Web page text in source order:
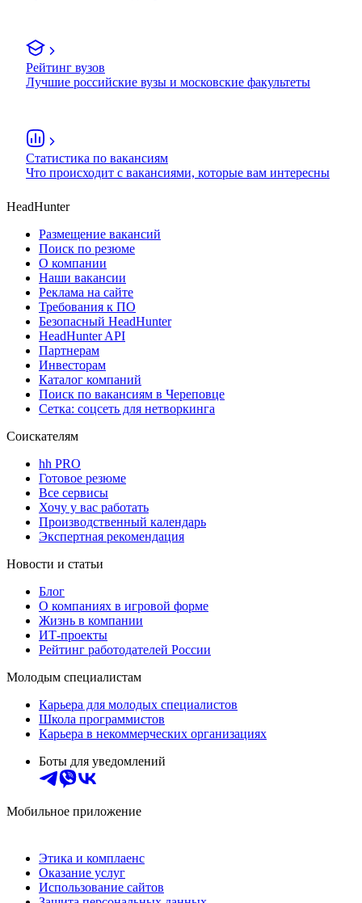
Рейтинг вузов
Лучшие российские вузы и московские факультеты
Статистика по вакансиям
Что происходит с вакансиями, которые вам интересны
HeadHunter
Размещение вакансий
Поиск по резюме
О компании
Наши вакансии
Реклама на сайте
Требования к ПО
Безопасный HeadHunter
HeadHunter API
Партнерам
Инвесторам
Каталог компаний
Поиск по вакансиям в Череповце
Сетка: соцсеть для нетворкинга
Соискателям
hh PRO
Готовое резюме
Все сервисы
Хочу у вас работать
Производственный календарь
Экспертная рекомендация
Новости и статьи
Блог
О компаниях в игровой форме
Жизнь в компании
ИТ-проекты
Рейтинг работодателей России
Молодым специалистам
Карьера для молодых специалистов
Школа программистов
Карьера в некоммерческих организациях
Боты для уведомлений
Мобильное приложение
Этика и комплаенс
Оказание услуг
Использование сайтов